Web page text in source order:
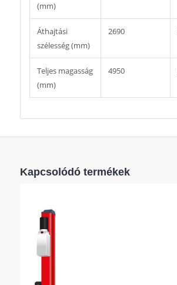
(mm)
Áthajtási
szélesség (mm)
2690
Teljes magasság
(mm)
4950
Kapcsolódó termékek